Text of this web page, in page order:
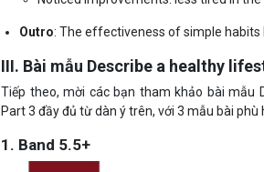
Outro: The effectiveness of simple
III. Bài mẫu Describe a healthy
Tiếp theo, mời các bạn tham khảo bài mẫu
Part 3 đầy đủ từ dàn ý trên, với 3 mẫu bài
1. Band 5.5+